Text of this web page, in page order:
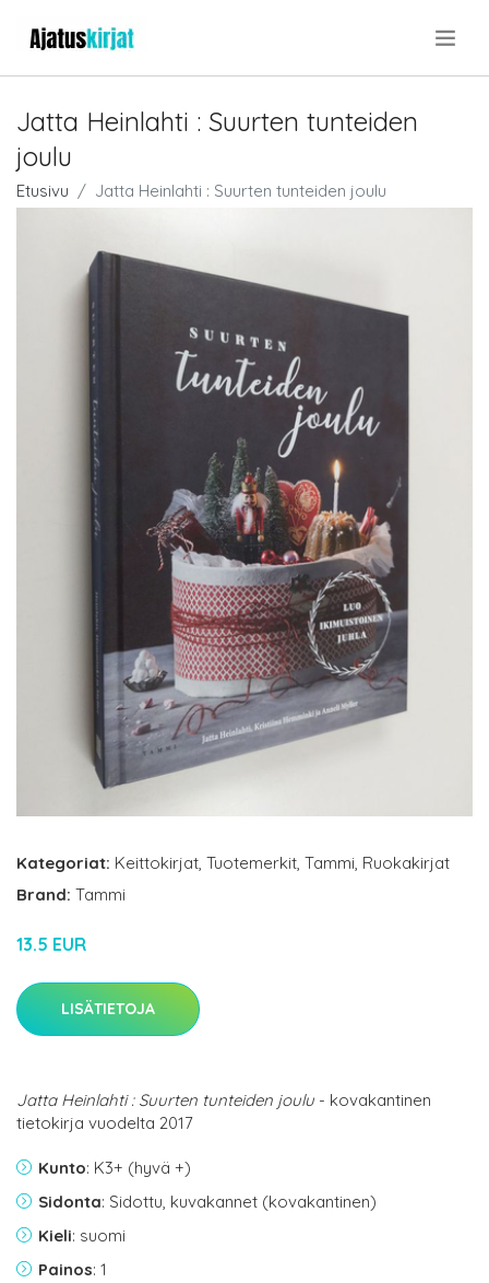
Jatta Heinlahti : Suurten tunteiden
joulu
Etusivu Jatta Heinlahti : Suurten tunteiden joulu
Kategoriat: Keittokirjat, Tuotemerkit, Tammi, Ruokakirjat
Brand: Tammi
13.5 EUR
LISÄTIETOJA
Jatta Heinlahti : Suurten tunteiden joulu - kovakantinen
tietokirja vuodelta 2017
Kunto: K3+ (hyvä +)
Sidonta: Sidottu, kuvakannet (kovakantinen)
Kieli: suomi
Painos: 1